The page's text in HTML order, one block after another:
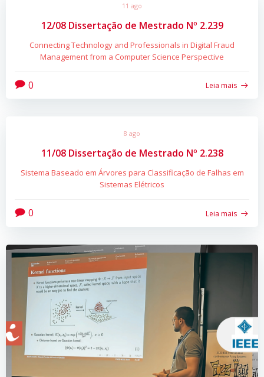
11 ago
12/08 Dissertação de Mestrado Nº 2.239
Connecting Technology and Professionals in Digital Fraud
Management from a Computer Science Perspective
0 Leia mais
8 ago
11/08 Dissertação de Mestrado Nº 2.238
Sistema Baseado em Árvores para Classificação de Falhas em
Sistemas Elétricos
0 Leia mais